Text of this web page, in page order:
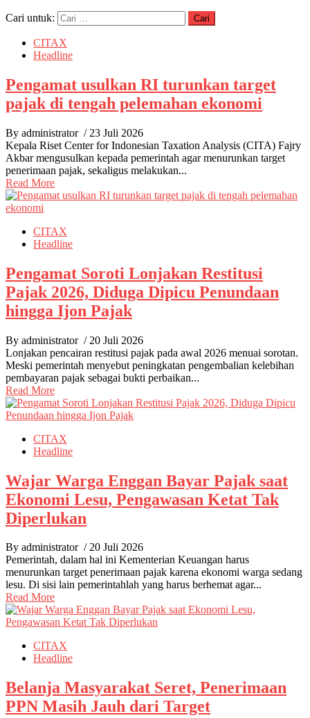
Cari untuk:
CITAX
Headline
Pengamat usulkan RI turunkan target
pajak di tengah pelemahan ekonomi
By administrator/ 23 Juli 2026
Kepala Riset Center for Indonesian Taxation Analysis (CITA) Fajry
Akbar mengusulkan kepada pemerintah agar menurunkan target
penerimaan pajak, sekaligus melakukan...
Read More
CITAX
Headline
Pengamat Soroti Lonjakan Restitusi
Pajak 2026, Diduga Dipicu Penundaan
hingga Ijon Pajak
By administrator/ 20 Juli 2026
Lonjakan pencairan restitusi pajak pada awal 2026 menuai sorotan.
Meski pemerintah menyebut peningkatan pengembalian kelebihan
pembayaran pajak sebagai bukti perbaikan...
Read More
CITAX
Headline
Wajar Warga Enggan Bayar Pajak saat
Ekonomi Lesu, Pengawasan Ketat Tak
Diperlukan
By administrator/ 20 Juli 2026
Pemerintah, dalam hal ini Kementerian Keuangan harus
menurunkan target penerimaan pajak karena ekonomi warga sedang
lesu. Di sisi lain pemerintahlah yang harus berhemat agar...
Read More
CITAX
Headline
Belanja Masyarakat Seret, Penerimaan
PPN Masih Jauh dari Target